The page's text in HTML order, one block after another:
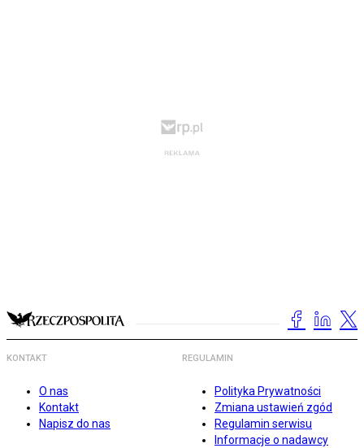
KONTAKT
O nas
Kontakt
Napisz do nas
REGULAMIN
Polityka Prywatności
Zmiana ustawień zgód
Regulamin serwisu
Informacje o nadawcy